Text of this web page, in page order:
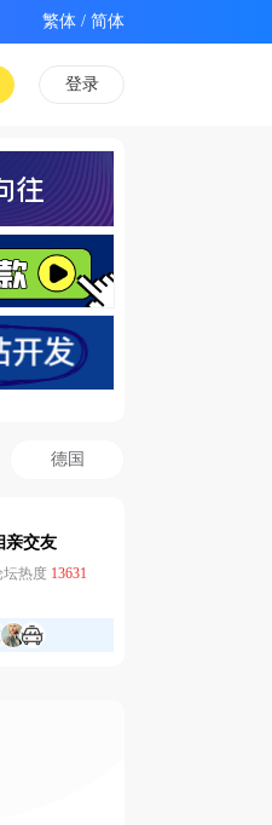
/
登录
德国
亲交友
坛热度 13631